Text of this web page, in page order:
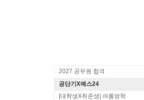
2027 공무원 합격
공단기X예스24
[대학생X취준생] 여름방학